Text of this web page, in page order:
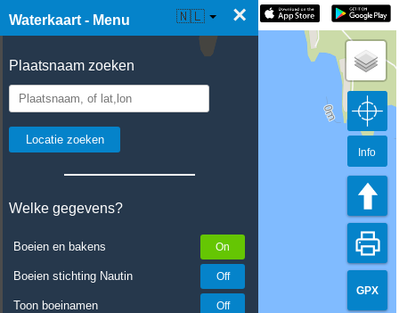
Waterkaart - Menu ×
Plaatsnaam zoeken
Welke gegevens?
Boeien en bakens
Boeien stichting Nautin
Toon boeinamen
☰ Waterkaart Live 🇳🇱
GPX
Info